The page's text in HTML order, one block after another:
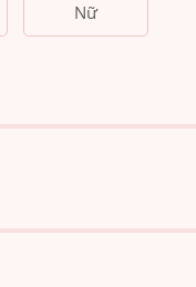
giúp cải thiện làn da
Be-Max
Gốc Xuất Xứ Từ
Nữ